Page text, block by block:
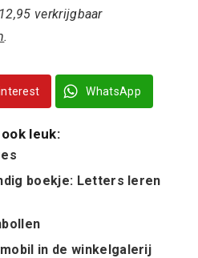
verkrijgbaar
.
WhatsApp
leuk:
boekje: Letters leren
in de winkelgalerij